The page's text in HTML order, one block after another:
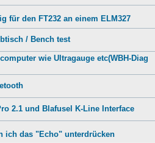
für den FT232 an einem ELM327
/ Bench test
wie Ultragauge etc(WBH-Diag
2.1 und Blafusel K-Line Interface
ich das "Echo" unterdrücken